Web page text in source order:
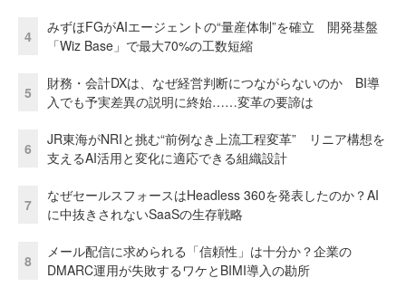
4
みずほFGがAIエージェントの“量産体制”を確立 開発基盤
「Wiz Base」で最大70%の工数短縮
5
財務・会計DXは、なぜ経営判断につながらないのか BI導
入でも予実差異の説明に終始……変革の要諦は
6
JR東海がNRIと挑む“前例なき上流工程変革” リニア構想を
支えるAI活用と変化に適応できる組織設計
7
なぜセールスフォースはHeadless 360を発表したのか？AI
に中抜きされないSaaSの生存戦略
8
メール配信に求められる「信頼性」は十分か？企業の
DMARC運用が失敗するワケとBIMI導入の勘所